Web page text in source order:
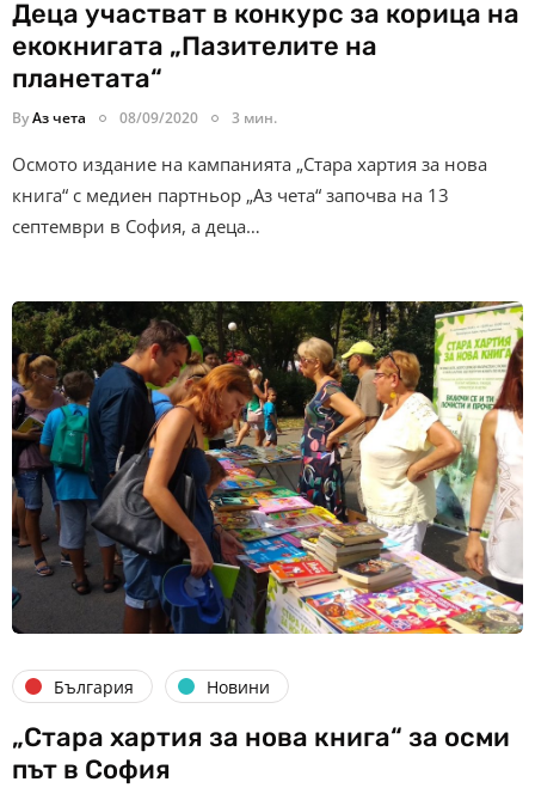
Деца участват в конкурс за корица на
екокнигата „Пазителите на
планетата“
ByАз чета 08/09/2020 3 мин.
Осмото издание на кампанията „Стара хартия за нова
книга“ с медиен партньор „Аз чета“ започва на 13
септември в София, а деца…
България Новини
„Стара хартия за нова книга“ за осми
път в София